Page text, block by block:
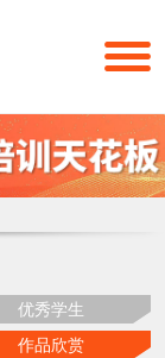
优秀学生
作品欣赏